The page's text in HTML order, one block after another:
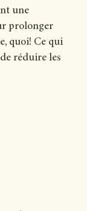
une
prolonger
quoi! Ce qui
réduire les